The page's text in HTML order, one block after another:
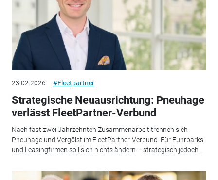
23.02.2026 #Fleetpartner
Strategische Neuausrichtung: Pneuhage
verlässt FleetPartner-Verbund
Nach fast zwei Jahrzehnten Zusammenarbeit trennen sich
Pneuhage und Vergölst im FleetPartner-Verbund. Für Fuhrparks
und Leasingfirmen soll sich nichts ändern – strategisch jedoch...